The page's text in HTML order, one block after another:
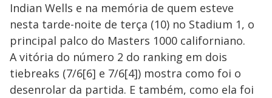
Indian Wells e na memória de quem esteve
nesta tarde-noite de terça (10) no Stadium 1, o
principal palco do Masters 1000 californiano.
A vitória do número 2 do ranking em dois
tiebreaks (7/6[6] e 7/6[4]) mostra como foi o
desenrolar da partida. E também, como ela foi